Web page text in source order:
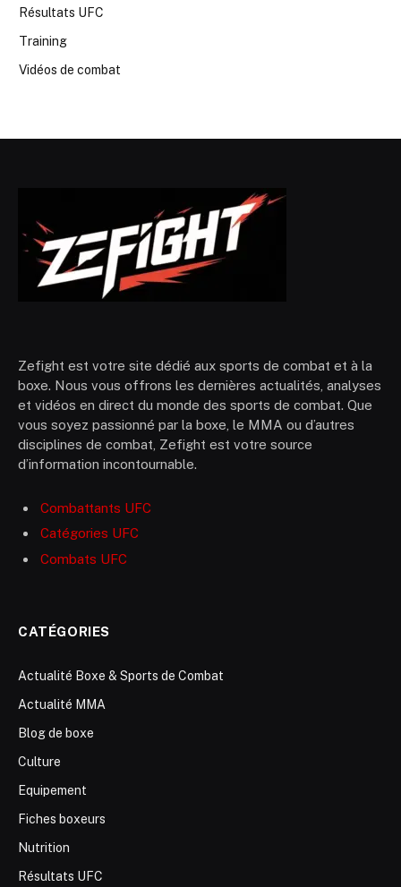
Résultats UFC
Training
Vidéos de combat
Zefight est votre site dédié aux sports de combat et à la
boxe. Nous vous offrons les dernières actualités, analyses
et vidéos en direct du monde des sports de combat. Que
vous soyez passionné par la boxe, le MMA ou d’autres
disciplines de combat, Zefight est votre source
d’information incontournable.
Combattants UFC
Catégories UFC
Combats UFC
CATÉGORIES
Actualité Boxe & Sports de Combat
Actualité MMA
Blog de boxe
Culture
Equipement
Fiches boxeurs
Nutrition
Résultats UFC